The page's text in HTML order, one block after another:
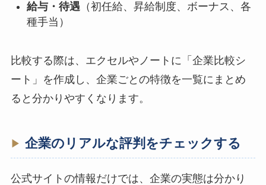
給与・待遇（初任給、昇給制度、ボーナス、各
種手当）
比較する際は、エクセルやノートに「企業比較シ
ート」を作成し、企業ごとの特徴を一覧にまとめ
ると分かりやすくなります。
企業のリアルな評判をチェックする
公式サイトの情報だけでは、企業の実態は分かり